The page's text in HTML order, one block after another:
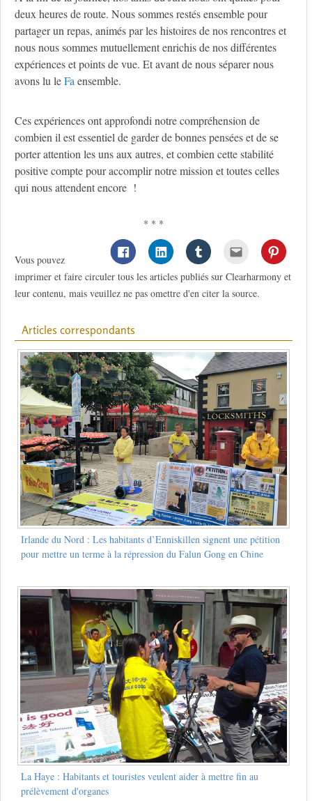
deux heures de route. Nous sommes restés ensemble pour
partager un repas, animés par les histoires de nos rencontres et
nous nous sommes mutuellement enrichis de nos différentes
expériences et points de vue. Et avant de nous séparer nous
avons lu leFaensemble.
Ces expériences ont approfondi notre compréhension de
combien il est essentiel de garder de bonnes pensées et de se
porter attention les uns aux autres, et combien cette stabilité
positive compte pour accomplir notre mission et toutes celles
qui nous attendent encore !
* * *
Vous pouvez
imprimer et faire circuler tous les articles publiés sur Clearharmony et
leur contenu, mais veuillez ne pas omettre d'en citer la source.
Articles correspondants
Irlande du Nord : Les habitants d’Enniskillen signent une pétition
pour mettre un terme à la répression du Falun Gong en Chine
La Haye : Habitants et touristes veulent aider à mettre fin au
prélèvement d'organes